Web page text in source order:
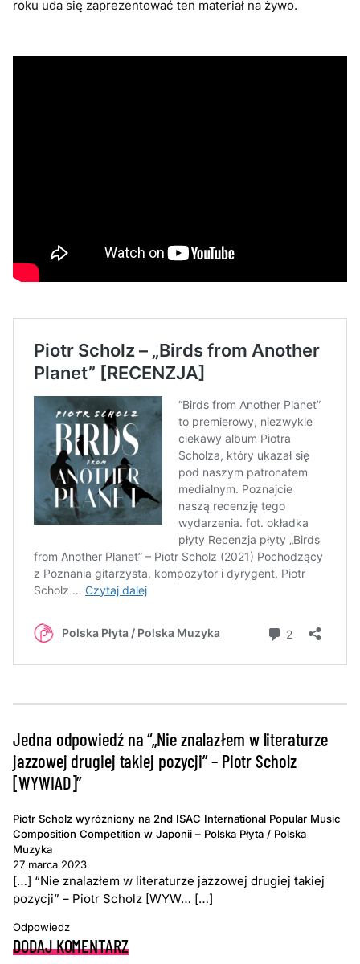
roku uda się zaprezentować ten materiał na żywo.
Jedna odpowiedź na “„Nie znalazłem w literaturze
jazzowej drugiej takiej pozycji” – Piotr Scholz
[WYWIAD]”
Piotr Scholz wyróżniony na 2nd ISAC International Popular Music
Composition Competition w Japonii – Polska Płyta / Polska
Muzyka
27 marca 2023
[…] “Nie znalazłem w literaturze jazzowej drugiej takiej
pozycji” – Piotr Scholz [WYW… […]
Odpowiedz
DODAJ KOMENTARZ